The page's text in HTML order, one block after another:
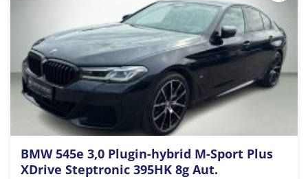
BMW 545e 3,0 Plugin-hybrid M-Sport Plus
XDrive Steptronic 395HK 8g Aut.